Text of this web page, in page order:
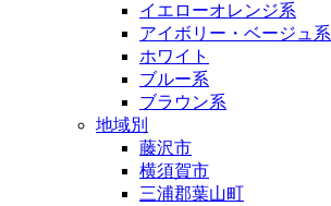
イエローオレンジ系
アイボリー・ベージュ系
ホワイト
ブルー系
ブラウン系
地域別
藤沢市
横須賀市
三浦郡葉山町